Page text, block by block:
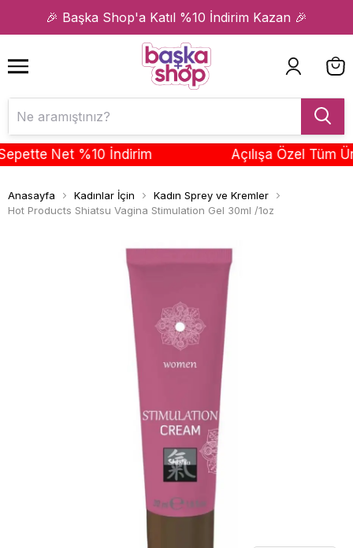
🎉 Başka Shop'a Katıl %10 İndirim Kazan 🎉
1 2
Net %10 İndirim Açılışa Özel Tüm
Anasayfa Kadınlar İçin
Kadın Sprey ve Kremler
Hot Products Shiatsu Vagina Stimulation Gel 30ml /1oz